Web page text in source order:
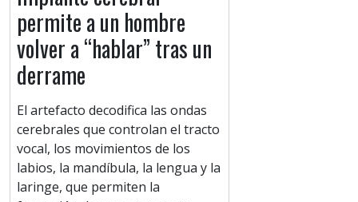
permite a un hombre
volver a “hablar” tras un
derrame
El artefacto decodifica las ondas
cerebrales que controlan el tracto
vocal, los movimientos de los
labios, la mandíbula, la lengua y la
laringe, que permiten la